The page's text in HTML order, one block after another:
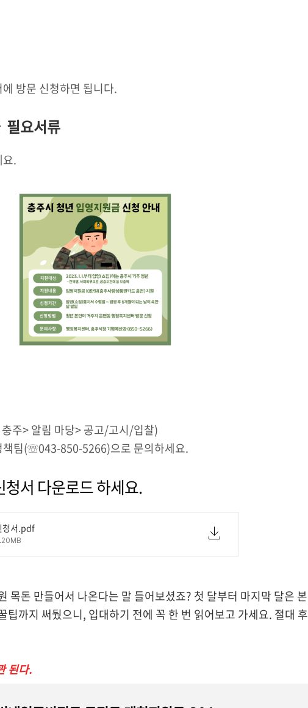
방문 신청하면 됩니다.
필요서류
.
주> 알림 마당> 공고/고시/입찰)
책팀(☏043-850-5266)으로 문의하세요.
서 다운로드 하세요.
청서.pdf
목돈 만들어서 나온다는 말 들어보셨죠? 첫 달부터 마지막 달은 본
팁까지 써뒀으니, 입대하기 전에 꼭 한 번 읽어보고 가세요. 절대 후
된다.